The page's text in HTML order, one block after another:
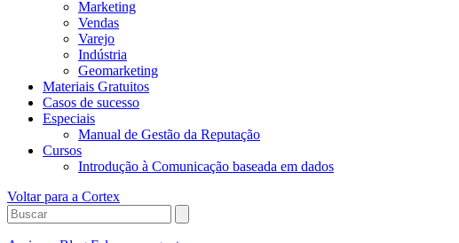
Marketing
Vendas
Varejo
Indústria
Geomarketing
Materiais Gratuitos
Casos de sucesso
Especiais
Manual de Gestão da Reputação
Cursos
Introdução à Comunicação baseada em dados
Voltar para a Cortex